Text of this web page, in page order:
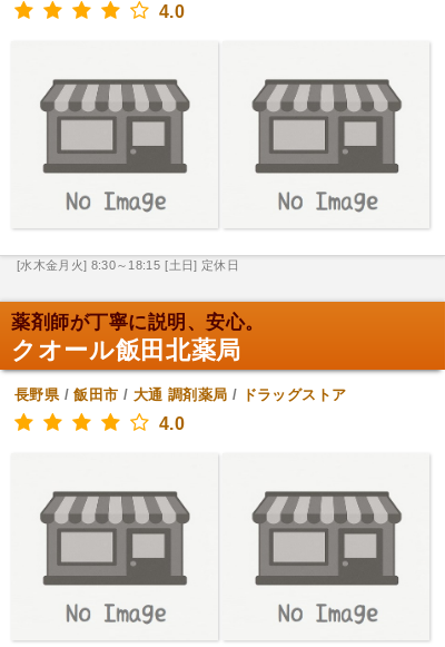
4.0
[水木金月火] 8:30～18:15 [土日] 定休日
薬剤師が丁寧に説明、安心。
クオール飯田北薬局
長野県/飯田市 / 大通 調剤薬局 / ドラッグストア
4.0